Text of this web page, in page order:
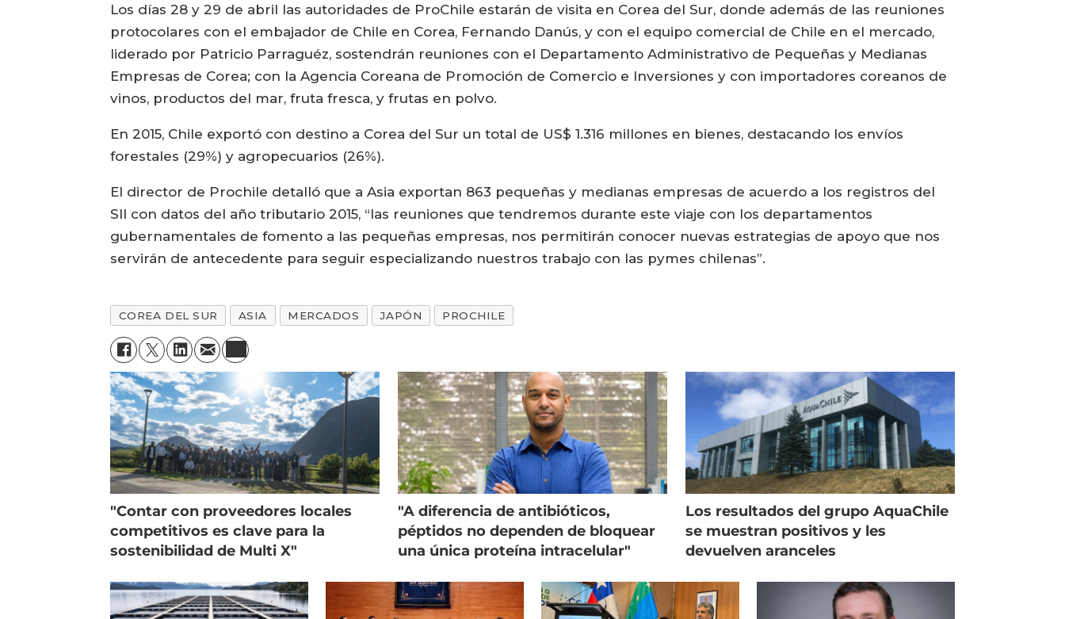
Los días 28 y 29 de abril las autoridades de ProChile estarán de visita en Corea del Sur, donde además de las reuniones
protocolares con el embajador de Chile en Corea, Fernando Danús, y con el equipo comercial de Chile en el mercado,
liderado por Patricio Parraguéz, sostendrán reuniones con el Departamento Administrativo de Pequeñas y Medianas
Empresas de Corea; con la Agencia Coreana de Promoción de Comercio e Inversiones y con importadores coreanos de
vinos, productos del mar, fruta fresca, y frutas en polvo.
En 2015, Chile exportó con destino a Corea del Sur un total de US$ 1.316 millones en bienes, destacando los envíos
forestales (29%) y agropecuarios (26%).
El director de Prochile detalló que a Asia exportan 863 pequeñas y medianas empresas de acuerdo a los registros del
SII con datos del año tributario 2015, “las reuniones que tendremos durante este viaje con los departamentos
gubernamentales de fomento a las pequeñas empresas, nos permitirán conocer nuevas estrategias de apoyo que nos
servirán de antecedente para seguir especializando nuestros trabajo con las pymes chilenas”.
COREA DEL SUR ASIA MERCADOS JAPÓN PROCHILE
"Contar con proveedores locales
competitivos es clave para la
sostenibilidad de Multi X"
"A diferencia de antibióticos,
péptidos no dependen de bloquear
una única proteína intracelular"
Los resultados del grupo AquaChile
se muestran positivos y les
devuelven aranceles